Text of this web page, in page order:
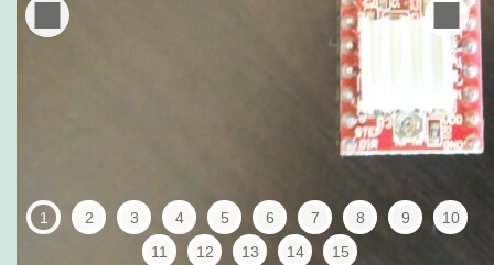
1 2 3 4 5 6 7 8 9
10
11
12 13 14 15